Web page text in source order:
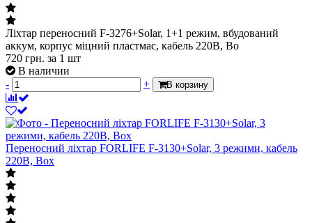
Ліхтар переносний F-3276+Solar, 1+1 режим, вбудований
аккум, корпус міцний пластмас, кабель 220В, Bo
720 грн. за 1 шт
В наличии
-
+ В корзину
Переносний ліхтар FORLIFE F-3130+Solar, 3 режими, кабель
220В, Box